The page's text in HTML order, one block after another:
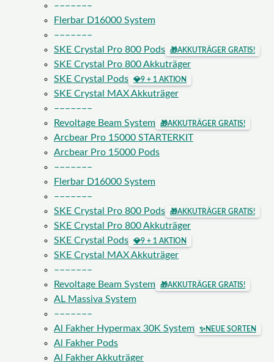
–––––––
Flerbar D16000 System
–––––––
SKE Crystal Pro 800 Pods
🎁AKKUTRÄGER GRATIS!
SKE Crystal Pro 800 Akkuträger
SKE Crystal Pods
💎9 + 1 AKTION
SKE Crystal MAX Akkuträger
–––––––
Revoltage Beam System
🎁AKKUTRÄGER GRATIS!
Arcbear Pro 15000 STARTERKIT
Arcbear Pro 15000 Pods
–––––––
Flerbar D16000 System
–––––––
SKE Crystal Pro 800 Pods
🎁AKKUTRÄGER GRATIS!
SKE Crystal Pro 800 Akkuträger
SKE Crystal Pods
💎9 + 1 AKTION
SKE Crystal MAX Akkuträger
–––––––
Revoltage Beam System
🎁AKKUTRÄGER GRATIS!
AL Massiva System
–––––––
Al Fakher Hypermax 30K System
✨NEUE SORTEN
Al Fakher Pods
Al Fakher Akkuträger